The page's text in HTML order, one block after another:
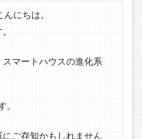
にちは。
マートハウスの進化系
。
ご存知かもしれません